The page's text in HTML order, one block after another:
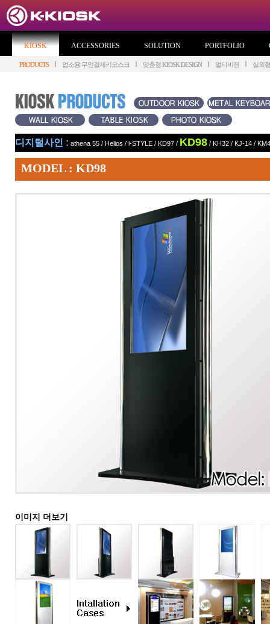
KIOSK ACCESSORIES SOLUTION PORTFOLIO
PRODUCTS 업소용 무인결제키오스크 맞춤형 KIOSK DESIGN 멀티비젼 실외
디지털사인 : athena 55 / Helios / i-STYLE / KD97 / KD98 / KH32 / KJ-14 /
MODEL : KD98
이미지 더보기